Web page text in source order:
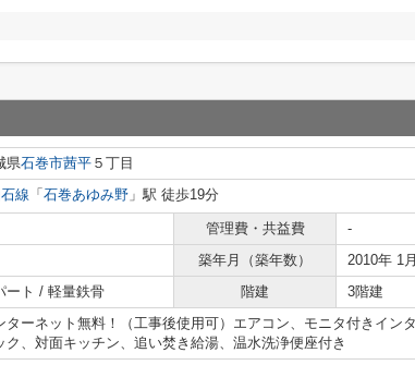
県石巻市茜平 ５丁目
線 「 石巻あゆみ野 」駅 徒歩19分
管理費・共益費
-
築年月（築年数）
2010年 1
ート / 軽量鉄骨 階建 3階建
ターネット無料！（工事後使用可）エアコン、モニタ付きイン
ク、対面キッチン、追い焚き給湯、温水洗浄便座付き